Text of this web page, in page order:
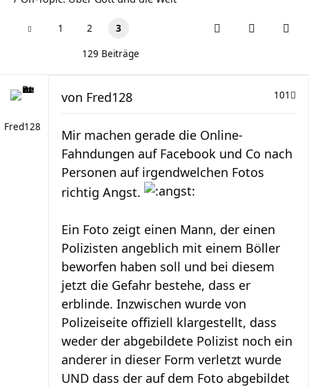
1 2 3
129 Beiträge
Fred128
101
von Fred128
Mir machen gerade die Online-
Fahndungen auf Facebook und Co nach
Personen auf irgendwelchen Fotos
richtig Angst.
Ein Foto zeigt einen Mann, der einen
Polizisten angeblich mit einem Böller
beworfen haben soll und bei diesem
jetzt die Gefahr bestehe, dass er
erblinde. Inzwischen wurde von
Polizeiseite offiziell klargestellt, dass
weder der abgebildete Polizist noch ein
anderer in dieser Form verletzt wurde
UND dass der auf dem Foto abgebildet